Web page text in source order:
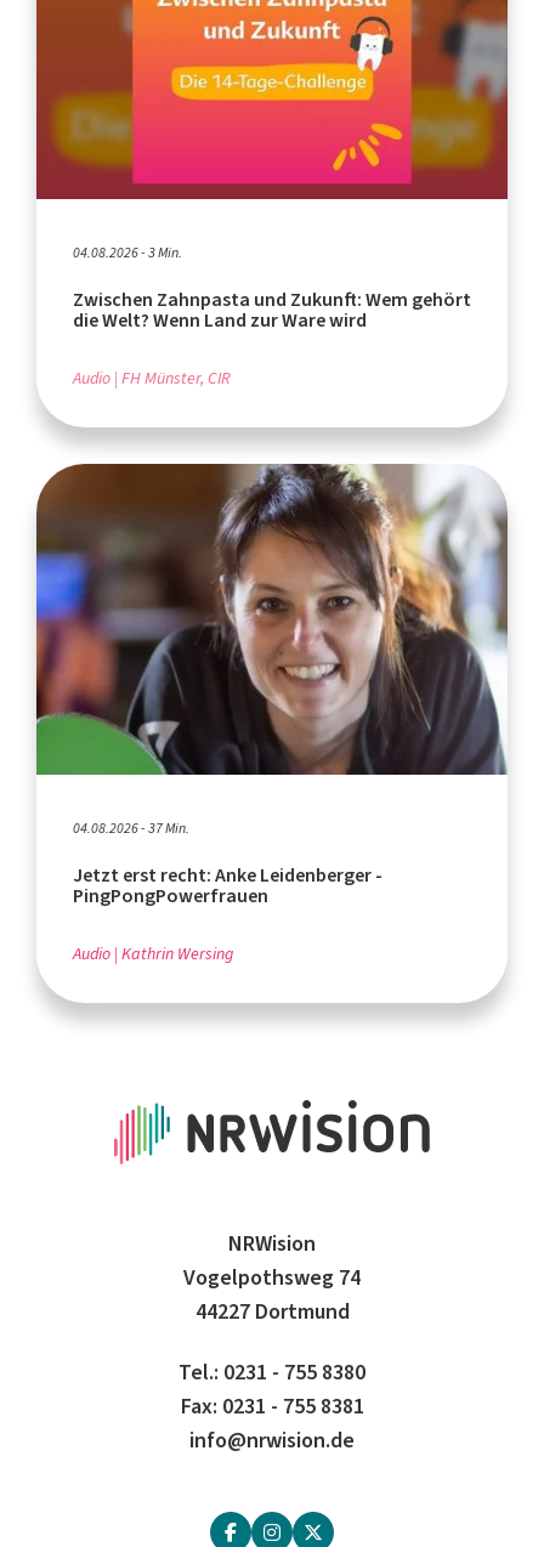
04.08.2026 - 3 Min.
Zwischen Zahnpasta und Zukunft: Wem gehört
die Welt? Wenn Land zur Ware wird
Audio FH Münster, CIR
04.08.2026 - 37 Min.
Jetzt erst recht: Anke Leidenberger -
PingPongPowerfrauen
Audio Kathrin Wersing
NRWision
Vogelpothsweg 74
44227 Dortmund
Tel.: 0231 - 755 8380
Fax: 0231 - 755 8381
info@nrwision.de